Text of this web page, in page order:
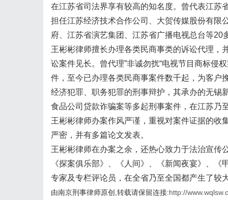
在江苏省司法界享有较高的知名度。曾代表江苏
担任江苏经济技术合作公司、大贺传媒股份有限
府、江苏省演艺集团、江苏省广播电视总台等20
王彬彬律师擅长办理各类民商事类的诉讼代理，
讼案件见长。曾代理”非诚勿扰“电视节目商标侵
件，至今已办理各类民商事案件数千起，为客户
经济犯罪、职务犯罪的刑事辩护，其承办的无锡
食品公司贷款诈骗案等多起刑事案件，在江苏乃
王彬彬律师办案作风严谨，重视对案件证据的收
严密，并有多篇论文发表。
王彬彬律师在办案之余，还热心致力于法治宣传
《探案俱乐部》、《人间》、《新闻夜宴》、
专家及专栏评论员，在全省乃至全国都产生了较
由南京刑事律师原创,转载请保留连接:http://